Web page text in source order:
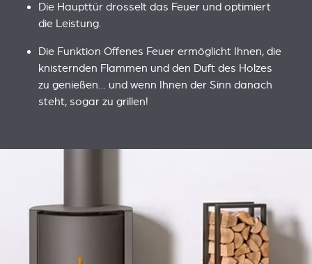
Die Haupttür drosselt das Feuer und optimiert
die Leistung.
Die Funktion Offenes Feuer ermöglicht Ihnen, die
knisternden Flammen und den Duft des Holzes
zu genießen… und wenn Ihnen der Sinn danach
steht, sogar zu grillen!